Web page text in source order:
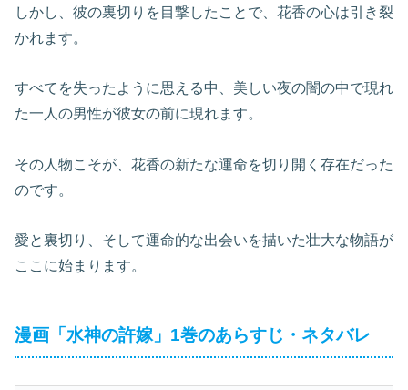
しかし、彼の裏切りを目撃したことで、花香の心は引き裂
かれます。
すべてを失ったように思える中、美しい夜の闇の中で現れ
た一人の男性が彼女の前に現れます。
その人物こそが、花香の新たな運命を切り開く存在だった
のです。
愛と裏切り、そして運命的な出会いを描いた壮大な物語が
ここに始まります。
漫画「水神の許嫁」1巻のあらすじ・ネタバレ